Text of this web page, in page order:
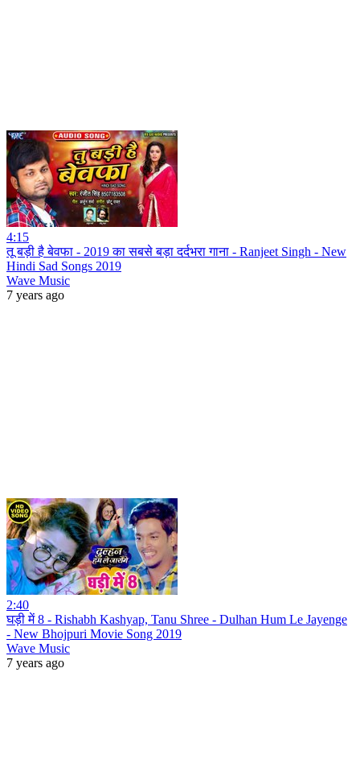
4:15
तू बड़ी है बेवफा - 2019 का सबसे बड़ा दर्दभरा गाना - Ranjeet Singh - New
Hindi Sad Songs 2019
Wave Music
7 years ago
2:40
घड़ी में 8 - Rishabh Kashyap, Tanu Shree - Dulhan Hum Le Jayenge
- New Bhojpuri Movie Song 2019
Wave Music
7 years ago